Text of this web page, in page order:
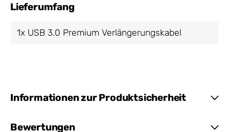
Lieferumfang
1x USB 3.0 Premium Verlängerungskabel
Informationen zur Produktsicherheit
Bewertungen